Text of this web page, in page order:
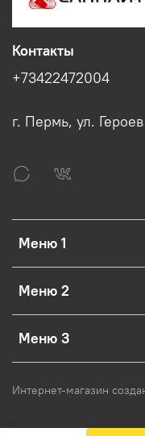
Меню 1
Меню 2
Меню 3
Контакты
+73422472004
г. Пермь, ул.
Интернет-магазин